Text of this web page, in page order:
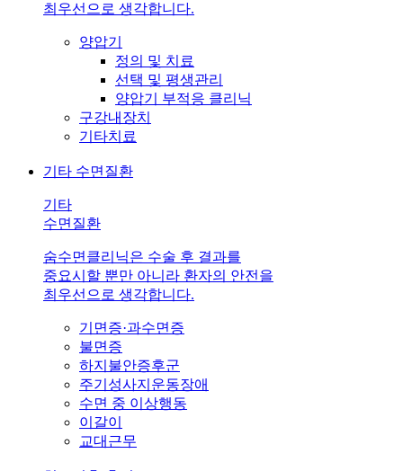
최우선으로 생각합니다.
양압기
정의 및 치료
선택 및 평생관리
양압기 부적응 클리닉
구강내장치
기타치료
기타 수면질환
기타
수면질환
숨수면클리닉은 수술 후 결과를
중요시할 뿐만 아니라 환자의 안전을
최우선으로 생각합니다.
기면증·과수면증
불면증
하지불안증후군
주기성사지운동장애
수면 중 이상행동
이갈이
교대근무